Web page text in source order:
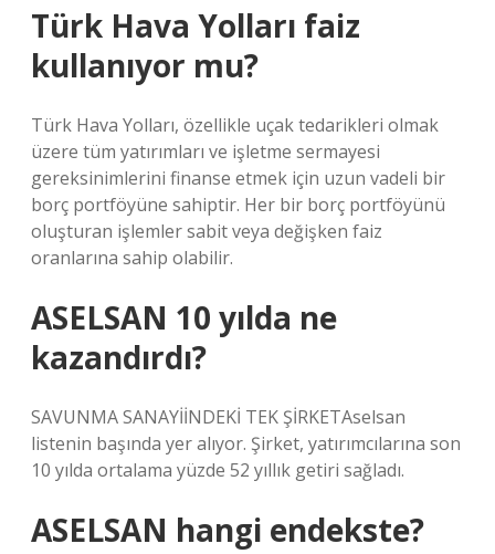
Türk Hava Yolları faiz
kullanıyor mu?
Türk Hava Yolları, özellikle uçak tedarikleri olmak
üzere tüm yatırımları ve işletme sermayesi
gereksinimlerini finanse etmek için uzun vadeli bir
borç portföyüne sahiptir. Her bir borç portföyünü
oluşturan işlemler sabit veya değişken faiz
oranlarına sahip olabilir.
ASELSAN 10 yılda ne
kazandırdı?
SAVUNMA SANAYİİNDEKİ TEK ŞİRKETAselsan
listenin başında yer alıyor. Şirket, yatırımcılarına son
10 yılda ortalama yüzde 52 yıllık getiri sağladı.
ASELSAN hangi endekste?